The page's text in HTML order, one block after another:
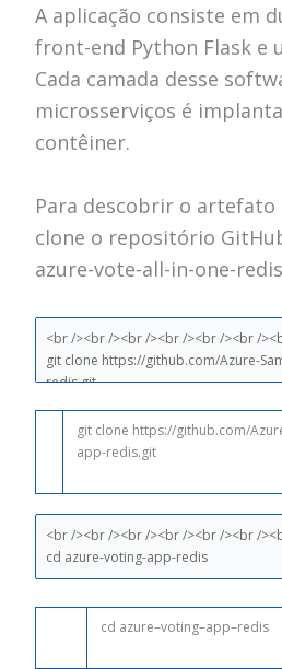
A aplicação consiste em
front-end Python Flask e
Cada camada desse
microsserviços é
contêiner.
Para descobrir o
clone o repositório
azure-vote-all-in-one-
git clone https://github.com/
app-redis.git
cd azure–voting–app–redis